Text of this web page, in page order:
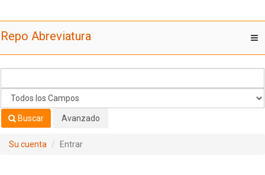
Repo Abreviatura
Buscar Avanzado
Su cuenta Entrar